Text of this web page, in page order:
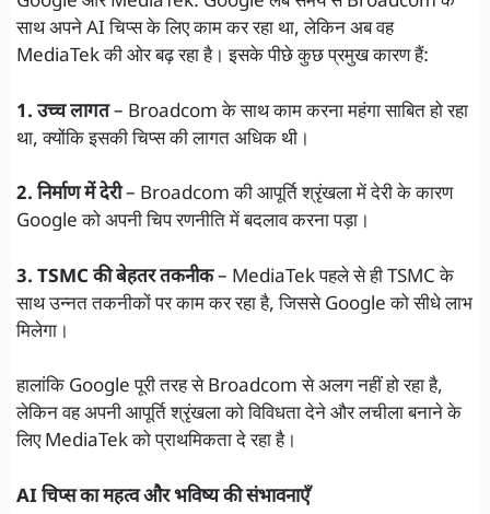
साथ अपने AI चिप्स के लिए काम कर रहा था, लेकिन अब वह
MediaTek की ओर बढ़ रहा है। इसके पीछे कुछ प्रमुख कारण हैं:
1. उच्च लागत– Broadcom के साथ काम करना महंगा साबित हो रहा
था, क्योंकि इसकी चिप्स की लागत अधिक थी।
2. निर्माण में देरी– Broadcom की आपूर्ति श्रृंखला में देरी के कारण
Google को अपनी चिप रणनीति में बदलाव करना पड़ा।
3. TSMC की बेहतर तकनीक– MediaTek पहले से ही TSMC के
साथ उन्नत तकनीकों पर काम कर रहा है, जिससे Google को सीधे लाभ
मिलेगा।
हालांकि Google पूरी तरह से Broadcom से अलग नहीं हो रहा है,
लेकिन वह अपनी आपूर्ति श्रृंखला को विविधता देने और लचीला बनाने के
लिए MediaTek को प्राथमिकता दे रहा है।
AI चिप्स का महत्व और भविष्य की संभावनाएँ